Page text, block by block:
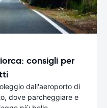
consigli per
dall'aeroporto di
dove parcheggiare e